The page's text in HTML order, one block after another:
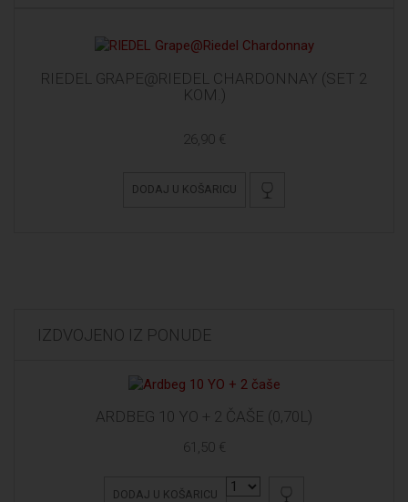
RIEDEL GRAPE@RIEDEL CHARDONNAY (SET 2
KOM.)
26,90 €
DODAJ U KOŠARICU
IZDVOJENO IZ PONUDE
ARDBEG 10 YO + 2 ČAŠE (0,70L)
61,50 €
DODAJ U KOŠARICU